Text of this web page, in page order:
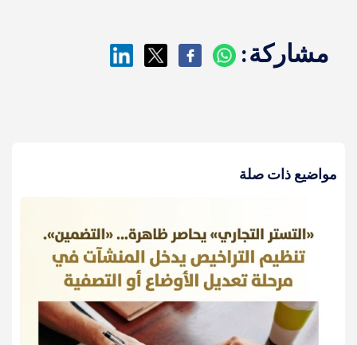
مشاركة:
مواضيع ذات صلة